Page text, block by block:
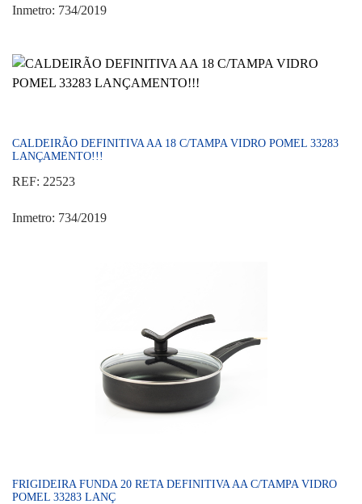
Inmetro: 734/2019
CALDEIRÃO DEFINITIVA AA 18 C/TAMPA VIDRO POMEL 33283
LANÇAMENTO!!!
REF: 22523
Inmetro: 734/2019
FRIGIDEIRA FUNDA 20 RETA DEFINITIVA AA C/TAMPA VIDRO
POMEL 33283 LANÇ